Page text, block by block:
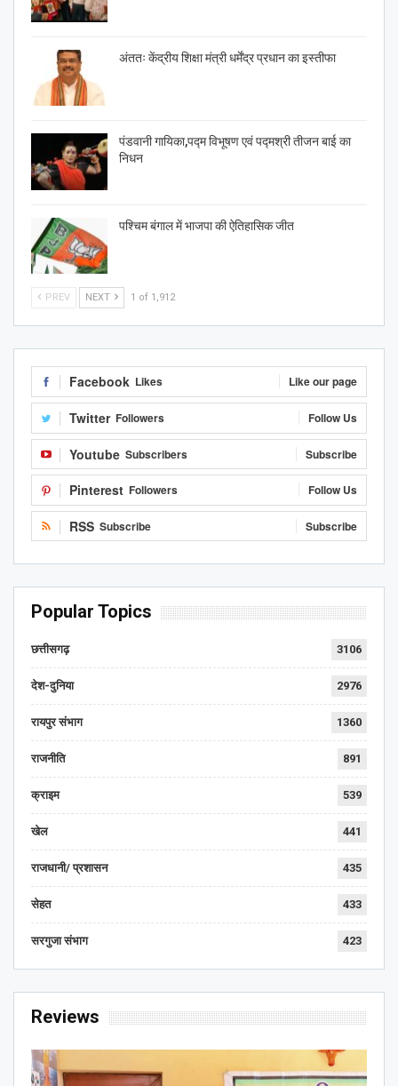
अंततः केंद्रीय शिक्षा मंत्री धर्मेंद्र प्रधान का इस्तीफा
पंडवानी गायिका,पद्म विभूषण एवं पद्मश्री तीजन बाई का
निधन
पश्चिम बंगाल में भाजपा की ऐतिहासिक जीत
PREV NEXT 1 of 1,912
Facebook Likes Like our page
Twitter Followers Follow Us
Youtube Subscribers Subscribe
Pinterest Followers Follow Us
RSS Subscribe Subscribe
Popular Topics
छत्तीसगढ़ 3106
देश-दुनिया 2976
रायपुर संभाग 1360
राजनीति 891
क्राइम 539
खेल 441
राजधानी/ प्रशासन 435
सेहत 433
सरगुजा संभाग 423
Reviews